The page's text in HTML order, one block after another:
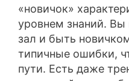
«новичок»
уровнем знаний.
зал и быть
типичные ошибки,
пути. Есть даже